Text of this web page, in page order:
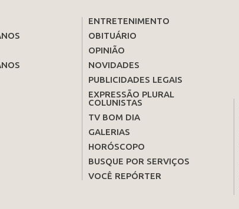
ENTRETENIMENTO
OBITUÁRIO
OPINIÃO
NOVIDADES
PUBLICIDADES LEGAIS
EXPRESSÃO PLURAL
COLUNISTAS
TV BOM DIA
GALERIAS
HORÓSCOPO
BUSQUE POR SERVIÇOS
VOCÊ REPÓRTER